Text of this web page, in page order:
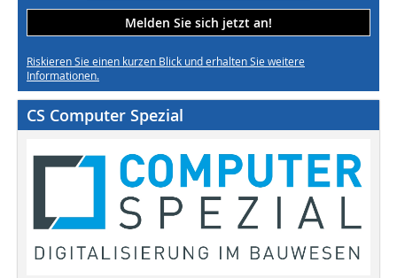
Melden Sie sich jetzt an!
Riskieren Sie einen kurzen Blick und erhalten Sie weitere
Informationen.
CS Computer Spezial